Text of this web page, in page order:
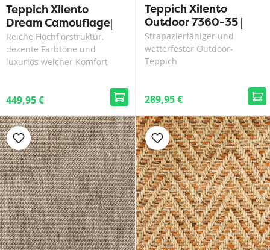
Teppich Xilento
Dream Camouflage|
200 x 300 cm
Reiche Hochflorstruktur,
dezente Farbtöne und
luxuriös weicher Komfort
449,95 €
Teppich Xilento
Outdoor 7360-35 |
200 x 300 cm
Strapazierfähiger und
wetterfester Outdoor-
Teppich
289,95 €